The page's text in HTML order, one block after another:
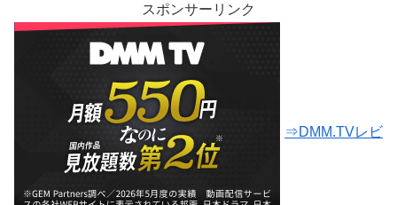
スポンサーリンク
⇒DMM.TVレビ